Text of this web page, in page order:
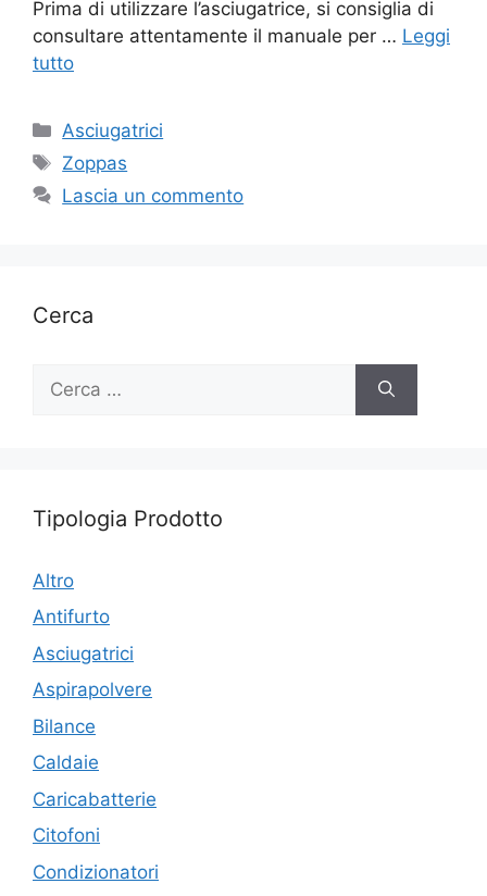
Prima di utilizzare l’asciugatrice, si consiglia di
consultare attentamente il manuale per … Leggi
tutto
Categorie
Asciugatrici
Tag
Zoppas
Lascia un commento
Cerca
per:
Tipologia Prodotto
Altro
Antifurto
Asciugatrici
Aspirapolvere
Bilance
Caldaie
Caricabatterie
Citofoni
Condizionatori